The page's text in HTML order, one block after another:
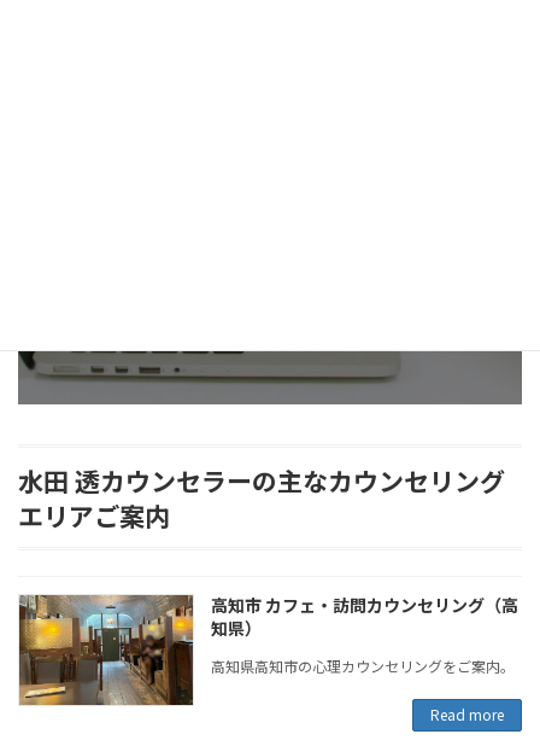
水田 透カウンセラーの主なカウンセリング
エリアご案内
高知市 カフェ・訪問カウンセリング（高
知県）
高知県高知市の心理カウンセリングをご案内。
Read more